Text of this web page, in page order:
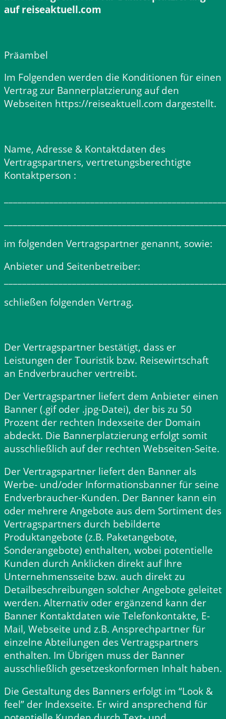
auf reiseaktuell.com
Präambel
Im Folgenden werden die Konditionen für einen
Vertrag zur Bannerplatzierung auf den
Webseiten https://reiseaktuell.com dargestellt.
Name, Adresse & Kontaktdaten des
Vertragspartners, vertretungsberechtigte
Kontaktperson :
im folgenden Vertragspartner genannt, sowie:
Anbieter und Seitenbetreiber:
schließen folgenden Vertrag.
Der Vertragspartner bestätigt, dass er
Leistungen der Touristik bzw. Reisewirtschaft
an Endverbraucher vertreibt.
Der Vertragspartner liefert dem Anbieter einen
Banner (.gif oder .jpg-Datei), der bis zu 50
Prozent der rechten Indexseite der Domain
abdeckt. Die Bannerplatzierung erfolgt somit
ausschließlich auf der rechten Webseiten-Seite.
Der Vertragspartner liefert den Banner als
Werbe- und/oder Informationsbanner für seine
Endverbraucher-Kunden. Der Banner kann ein
oder mehrere Angebote aus dem Sortiment des
Vertragspartners durch bebilderte
Produktangebote (z.B. Paketangebote,
Sonderangebote) enthalten, wobei potentielle
Kunden durch Anklicken direkt auf Ihre
Unternehmensseite bzw. auch direkt zu
Detailbeschreibungen solcher Angebote geleitet
werden. Alternativ oder ergänzend kann der
Banner Kontaktdaten wie Telefonkontakte, E-
Mail, Webseite und z.B. Ansprechpartner für
einzelne Abteilungen des Vertragspartners
enthalten. Im Übrigen muss der Banner
ausschließlich gesetzeskonformen Inhalt haben.
Die Gestaltung des Banners erfolgt im “Look &
feel” der Indexseite. Er wird ansprechend für